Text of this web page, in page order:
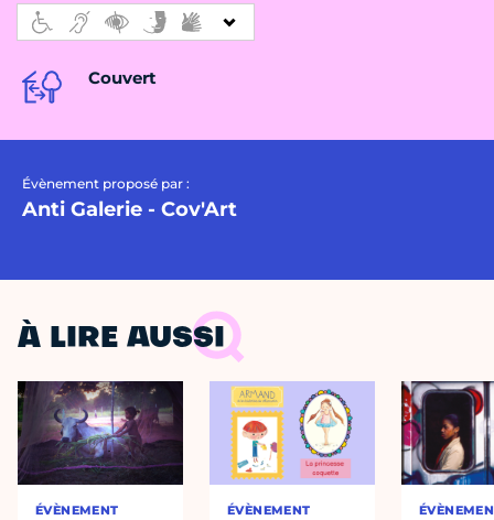
Couvert
Évènement proposé par :
Anti Galerie - Cov'Art
À LIRE AUSSI
ÉVÈNEMENT ÉVÈNEMENT